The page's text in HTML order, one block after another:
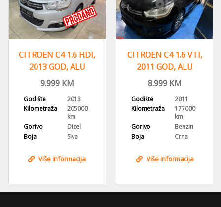
CITROEN C4 1.6 HDI,
2013 GOD, ALU
FELGE, KLIMA,
9.999KM
Godište
2013
Kilometraža
205000
km
Gorivo
Dizel
Boja
Siva
Više informacija
CITROEN C4 1.6 VTI,
2011 GOD, ALU
FELGE, KLIMA
8.999 KM
Godište
2011
Kilometraža
177000
km
Gorivo
Benzin
Boja
Crna
Više informacija